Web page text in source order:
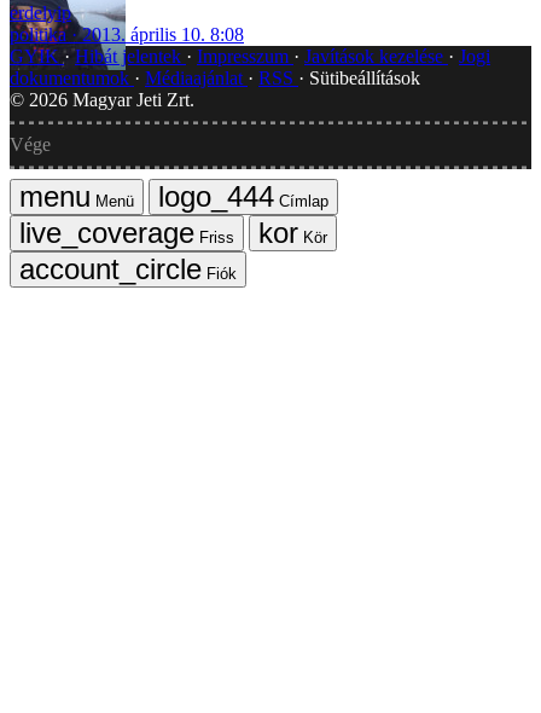
erdelyip
politika
2013. április 10. 8:08
GYIK
Hibát jelentek Impresszum Javítások kezelése
Jogi
dokumentumok
Médiaajánlat RSS
Sütibeállítások
© 2026 Magyar Jeti Zrt.
Vége
Menü
Címlap
Friss
Kör
Fiók